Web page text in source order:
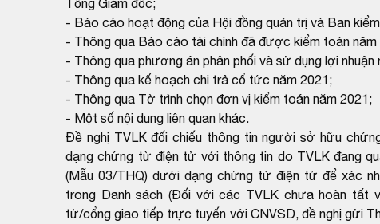
- Báo cáo hoạt động của Hội đồng quản trị và Ban
- Thông qua Báo cáo tài chính đã được kiểm toán năm
- Thông qua phương án phân phối và sử dụng lợi nhuận
- Thông qua kế hoạch chi trả cổ tức năm 2021;
- Thông qua Tờ trình chọn đơn vị kiểm toán năm 2021;
- Một số nội dung liên quan khác.
Đề nghị TVLK đối chiếu thông tin người sở hữu
dạng chứng từ điện tử với thông tin do TVLK đang
(Mẫu 03/THQ) dưới dạng chứng từ điện tử để xác
trong Danh sách (Đối với các TVLK chưa hoàn tất
tử/cổng giao tiếp trực tuyến với CNVSD, đề nghị gửi